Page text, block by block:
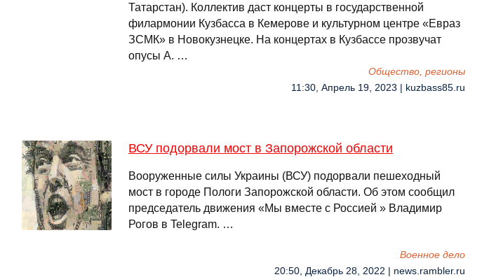
Татарстан). Коллектив даст концерты в государственной
филармонии Кузбасса в Кемерове и культурном центре «Евраз
ЗСМК» в Новокузнецке. На концертах в Кузбассе прозвучат
опусы А. …
Общество, регионы
11:30, Апрель 19, 2023 | kuzbass85.ru
ВСУ подорвали мост в Запорожской области
Вооруженные силы Украины (ВСУ) подорвали пешеходный
мост в городе Пологи Запорожской области. Об этом сообщил
председатель движения «Мы вместе с Россией » Владимир
Рогов в Telegram. …
Военное дело
20:50, Декабрь 28, 2022 | news.rambler.ru